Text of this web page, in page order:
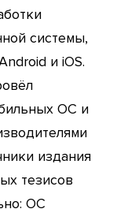
системы,
и iOS.
ОС и
издания
тезисов
ОС